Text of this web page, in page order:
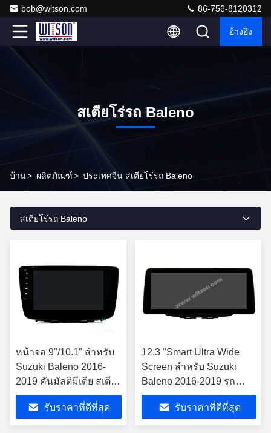
bob@witson.com 86-756-8120312
อ้างอิง
สเตียโร่รถ Baleno
บ้าน> ผลิตภัณฑ์> ประเทศจีน สเตียโร่รถ Baleno
สเตียโร่รถ Baleno
หน้าจอ 9"/10.1" สําหรับ
Suzuki Baleno 2016-
2019 คันมัลติมีเดีย สเตีย
โร GPS CarPlay Player
รับราคาที่ดีที่สุด
12.3 "Smart Ultra Wide
Screen สำหรับ Suzuki
Baleno 2016-2019 รถ
วิดีโอ Touch QLED
มัลติมีเดียสเตอริโอ
รับราคาที่ดีที่สุด